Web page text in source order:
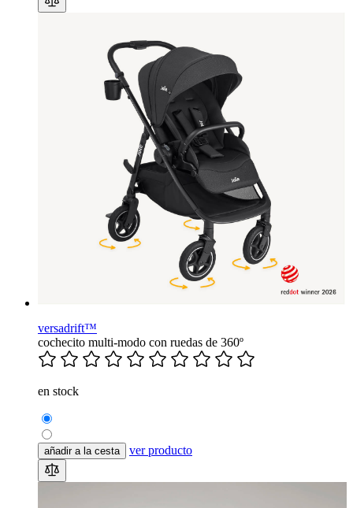
versadrift™
cochecito multi-modo con ruedas de 360º
en stock
añadir a la cesta ver producto